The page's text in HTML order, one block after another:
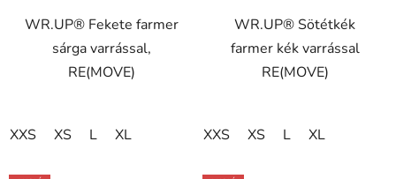
WR.UP® Fekete farmer
sárga varrással,
RE(MOVE)
XXS XS L XL
WR.UP® Sötétkék
farmer kék varrással
RE(MOVE)
XXS XS L XL